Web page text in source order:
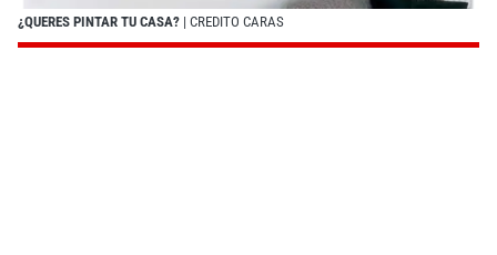
¿QUERES PINTAR TU CASA? | CREDITO CARAS